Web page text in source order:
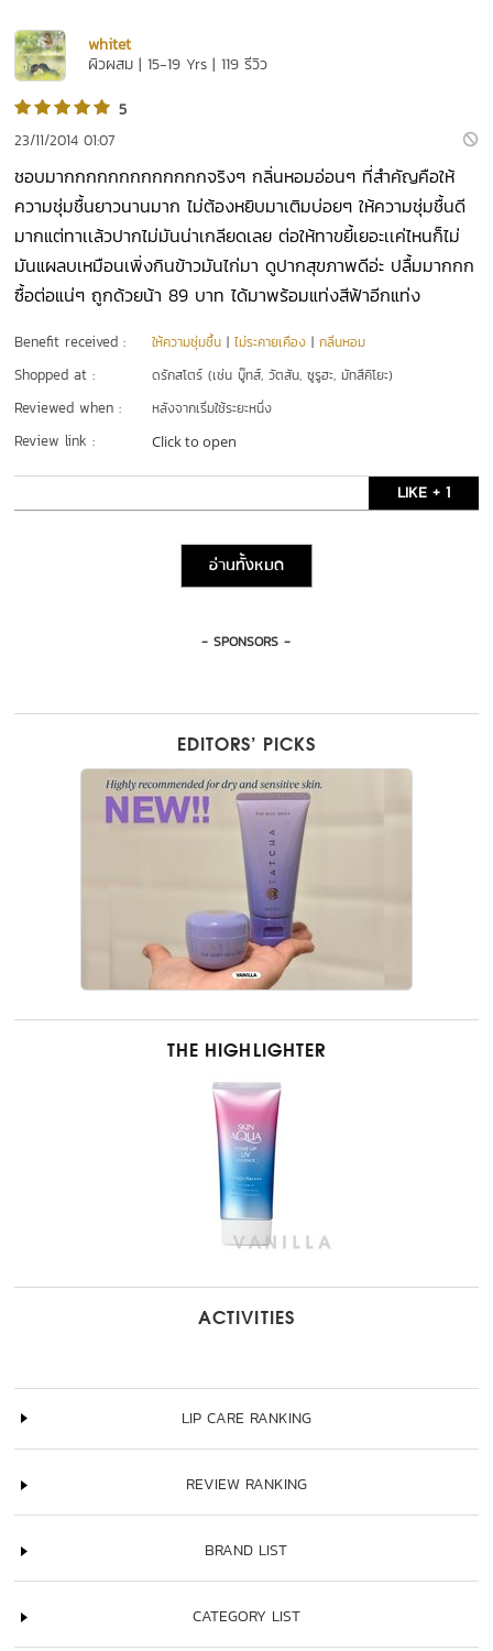
whitet
ผิวผสม | 15-19 Yrs | 119 รีวิว
5
23/11/2014 01:07
ชอบมากกกกกกกกกกกกกจริงๆ กลิ่นหอมอ่อนๆ ที่สำคัญคือให้
ความชุ่มชื้นยาวนานมาก ไม่ต้องหยิบมาเติมบ่อยๆ ให้ความชุ่มชื้นดี
มากแต่ทาเเล้วปากไม่มันน่าเกลียดเลย ต่อให้ทาขยี้เยอะเเค่ไหนก็ไม่
มันแผลบเหมือนเพิ่งกินข้าวมันไก่มา ดูปากสุขภาพดีอ่ะ ปลื้มมากกก
ซื้อต่อแน่ๆ ถูกด้วยน้า 89 บาท ได้มาพร้อมแท่งสีฟ้าอีกแท่ง
Benefit received : ให้ความชุ่มชื้น |ไม่ระคายเคือง |กลิ่นหอม
Shopped at : ดรักสโตร์ (เช่น บู๊ทส์, วัตสัน, ซูรูฮะ, มัทสึคิโยะ)
Reviewed when : หลังจากเริ่มใช้ระยะหนึ่ง
Review link : Click to open
LIKE + 1
อ่านทั้งหมด
- SPONSORS -
EDITORS’ PICKS
THE HIGHLIGHTER
ACTIVITIES
LIP CARE RANKING
REVIEW RANKING
BRAND LIST
CATEGORY LIST